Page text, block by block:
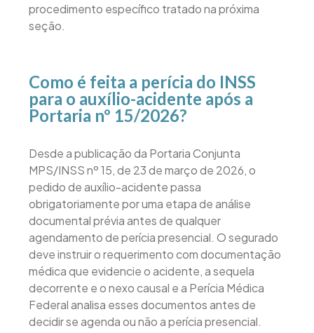
procedimento específico tratado na próxima
seção.
Como é feita a perícia do INSS
para o auxílio-acidente após a
Portaria nº 15/2026?
Desde a publicação da Portaria Conjunta
MPS/INSS nº 15, de 23 de março de 2026, o
pedido de auxílio-acidente passa
obrigatoriamente por uma etapa de análise
documental prévia antes de qualquer
agendamento de perícia presencial. O segurado
deve instruir o requerimento com documentação
médica que evidencie o acidente, a sequela
decorrente e o nexo causal e a Perícia Médica
Federal analisa esses documentos antes de
decidir se agenda ou não a perícia presencial.